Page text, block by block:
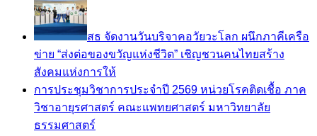
สธ จัดงานวันบริจาคอวัยวะโลก ผนึกภาคีเครือ
ข่าย “ส่งต่อของขวัญแห่งชีวิต” เชิญชวนคนไทยสร้าง
สังคมแห่งการให้
การประชุมวิชาการประจำปี 2569 หน่วยโรคติดเชื้อ ภาค
วิชาอายุรศาสตร์ คณะแพทยศาสตร์ มหาวิทยาลัย
ธรรมศาสตร์